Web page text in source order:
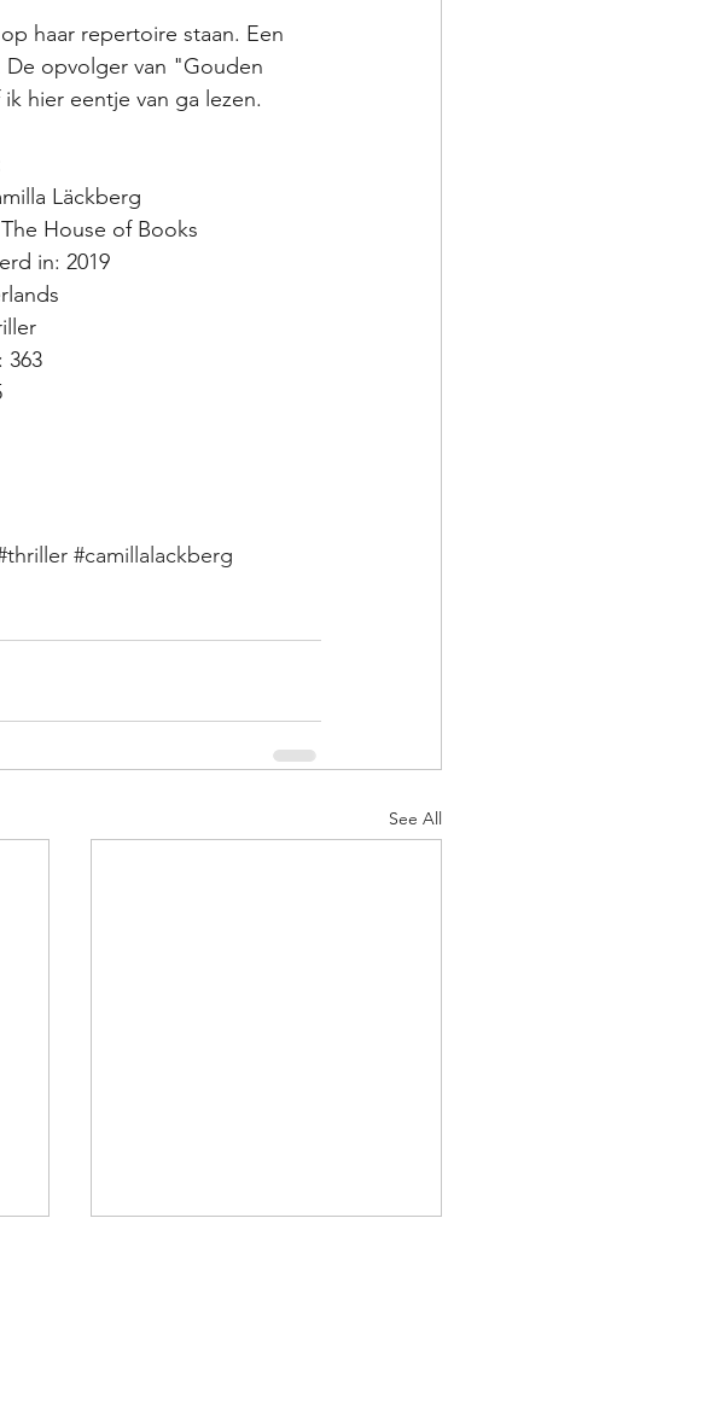
haar repertoire staan. Een
De opvolger van "Gouden
hier eentje van ga lezen.
Läckberg
House of Books
in: 2019
363
#camillalackberg
See All